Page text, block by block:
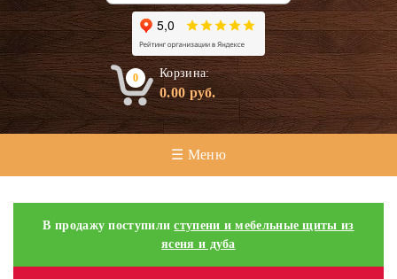
0 Корзина:
0.00руб.
☰ Меню
В продажу поступилиступени и мебельные щиты из
ясеня и дуба